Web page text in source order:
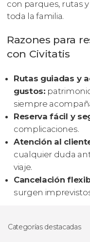
con parques, rutas
toda la familia.
Razones para
con Civitatis
Rutas guiadas y
gustos:
siempre
Reserva fácil y
complicaciones.
Atención al
cualquier duda
viaje.
Cancelación
surgen
Categorías destacadas